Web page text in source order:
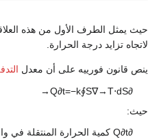
لاتجاه تزايد درجة الحرارة.
ينص قانون فورييه على أن معدل
∂
Q∂t=−k∮S∇→T⋅dS
→
حيث:
∂
Q∂t كمية الحرارة المنتقلة في